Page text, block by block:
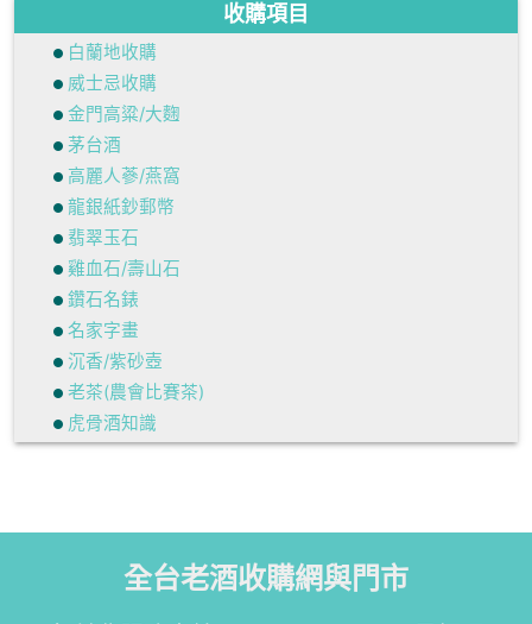
收購項目
白蘭地收購
威士忌收購
金門高粱/大麴
茅台酒
高麗人蔘/燕窩
龍銀紙鈔郵幣
翡翠玉石
雞血石/壽山石
鑽石名錶
名家字畫
沉香/紫砂壺
老茶(農會比賽茶)
虎骨酒知識
全台老酒收購網與門市